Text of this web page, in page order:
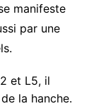
manifeste
par une
et L5, il
la hanche.